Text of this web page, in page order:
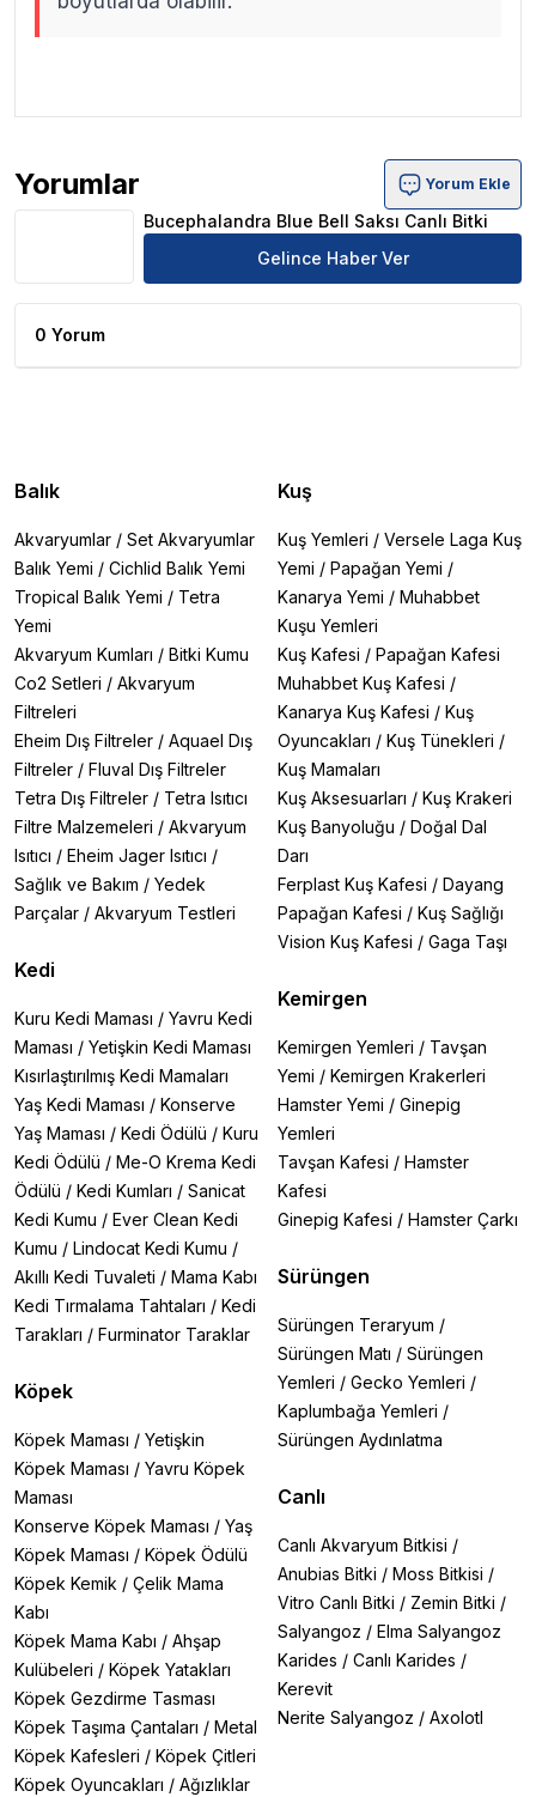
Yorumlar
Bucephalandra Blue Bell Saksı Canlı Bitki Ürün Yorumları
Yorum Ekle
Bucephalandra Blue Bell Saksı Canlı Bitki
Gelince Haber Ver
0 Yorum
Balık
Akvaryumlar / Set Akvaryumlar
Balık Yemi / Cichlid Balık Yemi
Tropical Balık Yemi / Tetra
Yemi
Akvaryum Kumları / Bitki Kumu
Co2 Setleri / Akvaryum
Filtreleri
Eheim Dış Filtreler / Aquael Dış
Filtreler / Fluval Dış Filtreler
Tetra Dış Filtreler / Tetra Isıtıcı
Filtre Malzemeleri / Akvaryum
Isıtıcı / Eheim Jager Isıtıcı /
Sağlık ve Bakım / Yedek
Parçalar / Akvaryum Testleri
Kedi
Kuru Kedi Maması / Yavru Kedi
Maması / Yetişkin Kedi Maması
Kısırlaştırılmış Kedi Mamaları
Yaş Kedi Maması / Konserve
Yaş Maması / Kedi Ödülü / Kuru
Kedi Ödülü / Me-O Krema Kedi
Ödülü / Kedi Kumları / Sanicat
Kedi Kumu / Ever Clean Kedi
Kumu / Lindocat Kedi Kumu /
Akıllı Kedi Tuvaleti / Mama Kabı
Kedi Tırmalama Tahtaları / Kedi
Tarakları / Furminator Taraklar
Köpek
Köpek Maması / Yetişkin
Köpek Maması / Yavru Köpek
Maması
Konserve Köpek Maması / Yaş
Köpek Maması / Köpek Ödülü
Köpek Kemik / Çelik Mama
Kabı
Köpek Mama Kabı / Ahşap
Kulübeleri / Köpek Yatakları
Köpek Gezdirme Tasması
Köpek Taşıma Çantaları / Metal
Köpek Kafesleri / Köpek Çitleri
Köpek Oyuncakları / Ağızlıklar
Kuş
Kuş Yemleri / Versele Laga Kuş
Yemi / Papağan Yemi /
Kanarya Yemi / Muhabbet
Kuşu Yemleri
Kuş Kafesi / Papağan Kafesi
Muhabbet Kuş Kafesi /
Kanarya Kuş Kafesi / Kuş
Oyuncakları / Kuş Tünekleri /
Kuş Mamaları
Kuş Aksesuarları / Kuş Krakeri
Kuş Banyoluğu / Doğal Dal
Darı
Ferplast Kuş Kafesi / Dayang
Papağan Kafesi / Kuş Sağlığı
Vision Kuş Kafesi / Gaga Taşı
Kemirgen
Kemirgen Yemleri / Tavşan
Yemi / Kemirgen Krakerleri
Hamster Yemi / Ginepig
Yemleri
Tavşan Kafesi / Hamster
Kafesi
Ginepig Kafesi / Hamster Çarkı
Sürüngen
Sürüngen Teraryum /
Sürüngen Matı / Sürüngen
Yemleri / Gecko Yemleri /
Kaplumbağa Yemleri /
Sürüngen Aydınlatma
Canlı
Canlı Akvaryum Bitkisi /
Anubias Bitki / Moss Bitkisi /
Vitro Canlı Bitki / Zemin Bitki /
Salyangoz / Elma Salyangoz
Karides / Canlı Karides /
Kerevit
Nerite Salyangoz / Axolotl